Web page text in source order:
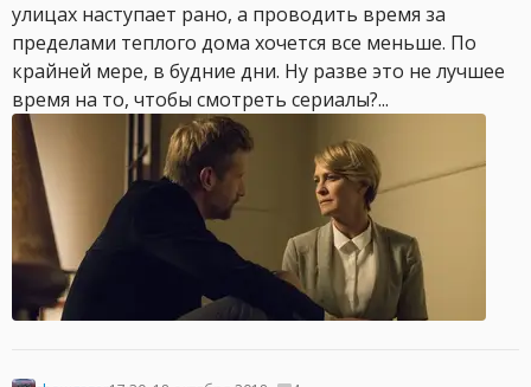
улицах наступает рано, а проводить время за
пределами теплого дома хочется все меньше. По
крайней мере, в будние дни. Ну разве это не лучшее
время на то, чтобы смотреть сериалы?...